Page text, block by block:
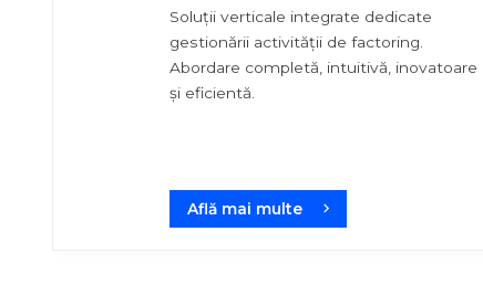
Soluții verticale integrate dedicate
gestionării activității de factoring.
Abordare completă, intuitivă, inovatoare
și eficientă.
Află mai multe